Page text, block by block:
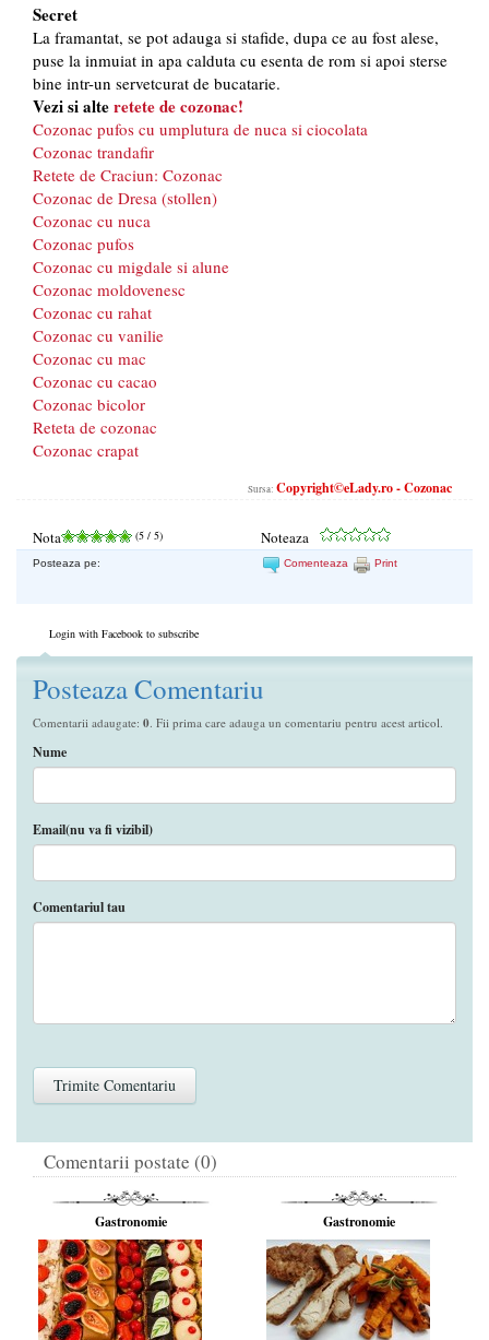
Secret
La framantat, se pot adauga si stafide, dupa ce au fost alese,
puse la inmuiat in apa calduta cu esenta de rom si apoi sterse
bine intr-un servetcurat de bucatarie.
Vezi si alteretete de cozonac!
Cozonac pufos cu umplutura de nuca si ciocolata
Cozonac trandafir
Retete de Craciun: Cozonac
Cozonac de Dresa (stollen)
Cozonac cu nuca
Cozonac pufos
Cozonac cu migdale si alune
Cozonac moldovenesc
Cozonac cu rahat
Cozonac cu vanilie
Cozonac cu mac
Cozonac cu cacao
Cozonac bicolor
Reteta de cozonac
Cozonac crapat
Sursa: Copyright©eLady.ro - Cozonac
Nota (5 / 5) Noteaza
Posteaza pe: Comenteaza Print
Login with Facebook to subscribe
Posteaza Comentariu
Comentarii adaugate: 0 . Fii prima care adauga un comentariu pentru acest articol.
Nume
Email(nu va fi vizibil)
Comentariul tau
Comentarii postate (0)
Gastronomie Gastronomie